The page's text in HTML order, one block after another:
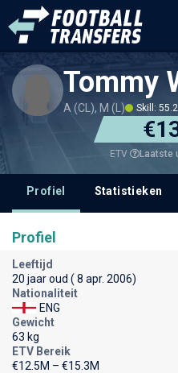
Tommy
A (CL), M (L) Skill: 55.2
ETV Laatste
Profiel Statistieken
Profiel
Leeftijd
20 jaar oud ( 8 apr. 2006)
Nationaliteit
ENG
Gewicht
63 kg
ETV Bereik
€12.5M – €15.3M